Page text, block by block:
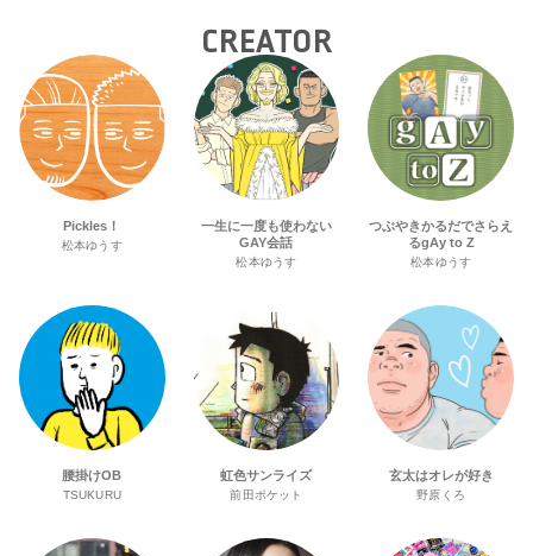
CREATOR
Pickles！
松本ゆうす
一生に一度も使わない
GAY会話
松本ゆうす
つぶやきかるだでさらえ
るgAy to Z
松本ゆうす
腰掛けOB
TSUKURU
虹色サンライズ
前田ポケット
玄太はオレが好き
野原くろ